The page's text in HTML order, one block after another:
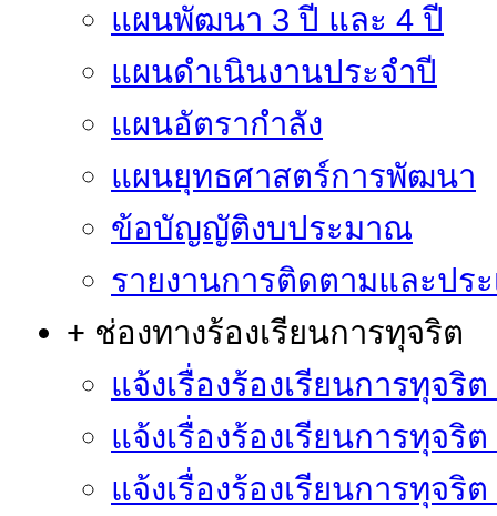
แผนพัฒนา 3 ปี และ 4 ปี
แผนดำเนินงานประจำปี
แผนอัตรากำลัง
แผนยุทธศาสตร์การพัฒนา
ข้อบัญญัติงบประมาณ
รายงานการติดตามและปร
+ ช่องทางร้องเรียนการทุจริต
แจ้งเรื่องร้องเรียนการทุจริ
แจ้งเรื่องร้องเรียนการทุจริ
แจ้งเรื่องร้องเรียนการทุจริ